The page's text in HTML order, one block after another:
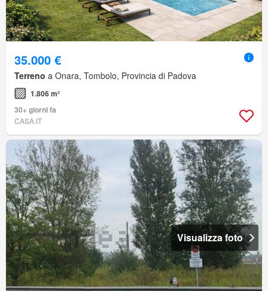
35.000 €
Terreno a Onara, Tombolo, Provincia di Padova
1.806 m²
30+ giorni fa
CASA.IT
Visualizza foto